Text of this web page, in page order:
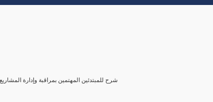
شرح للمبتدئين المهتمين بمراقبة وإدارة